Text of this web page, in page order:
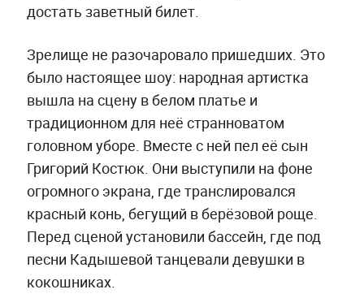
достать заветный билет.
Зрелище не разочаровало пришедших. Это
было настоящее шоу: народная артистка
вышла на сцену в белом платье и
традиционном для неё странноватом
головном уборе. Вместе с ней пел её сын
Григорий Костюк. Они выступили на фоне
огромного экрана, где транслировался
красный конь, бегущий в берёзовой роще.
Перед сценой установили бассейн, где под
песни Кадышевой танцевали девушки в
кокошниках.